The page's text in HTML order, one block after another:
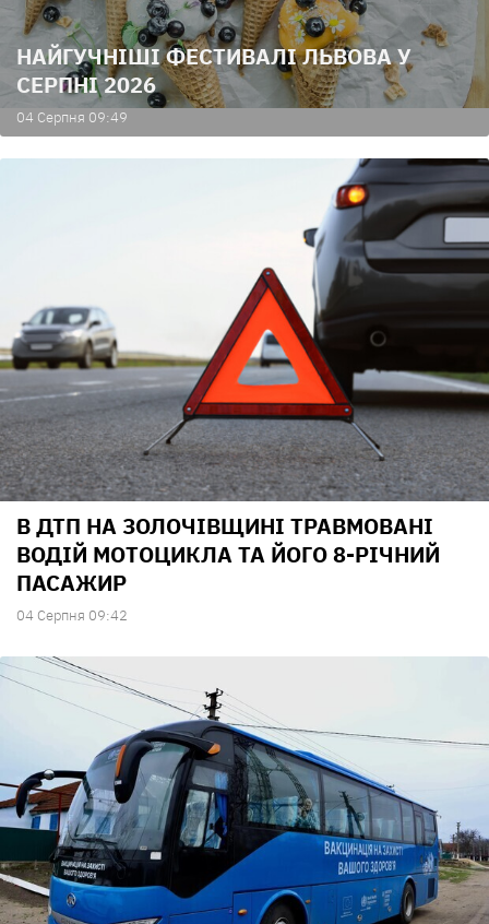
НАЙГУЧНІШІ ФЕСТИВАЛІ ЛЬВОВА У
СЕРПНІ 2026
04 Серпня 09:49
В ДТП НА ЗОЛОЧІВЩИНІ ТРАВМОВАНІ
ВОДІЙ МОТОЦИКЛА ТА ЙОГО 8-РІЧНИЙ
ПАСАЖИР
04 Серпня 09:42